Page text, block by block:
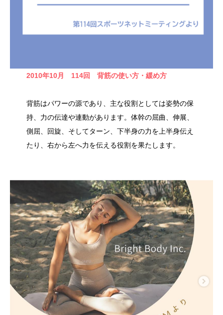
2010年10月 114回 背筋の使い方・緩め方
背筋はパワーの源であり、主な役割としては姿勢の保
持、力の伝達や連動があります。体幹の屈曲、伸展、
側屈、回旋、そしてターン、下半身の力を上半身伝え
たり、右から左へ力を伝える役割を果たします。